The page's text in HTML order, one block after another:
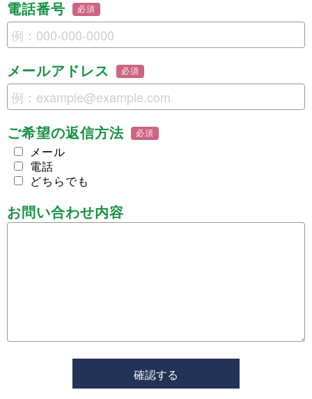
電話番号 必須
メールアドレス 必須
ご希望の返信方法 必須
メール
電話
どちらでも
お問い合わせ内容